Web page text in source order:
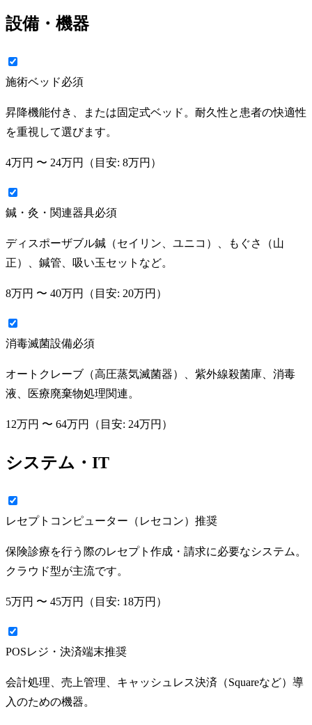
設備・機器
施術ベッド必須
昇降機能付き、または固定式ベッド。耐久性と患者の快適性
を重視して選びます。
4万円 〜 24万円 （目安: 8万円 ）
鍼・灸・関連器具必須
ディスポーザブル鍼（セイリン、ユニコ）、もぐさ（山
正）、鍼管、吸い玉セットなど。
8万円 〜 40万円 （目安: 20万円 ）
消毒滅菌設備必須
オートクレーブ（高圧蒸気滅菌器）、紫外線殺菌庫、消毒
液、医療廃棄物処理関連。
12万円 〜 64万円 （目安: 24万円 ）
システム・IT
レセプトコンピューター（レセコン） 推奨
保険診療を行う際のレセプト作成・請求に必要なシステム。
クラウド型が主流です。
5万円 〜 45万円 （目安: 18万円 ）
POSレジ・決済端末推奨
会計処理、売上管理、キャッシュレス決済（Squareなど）導
入のための機器。